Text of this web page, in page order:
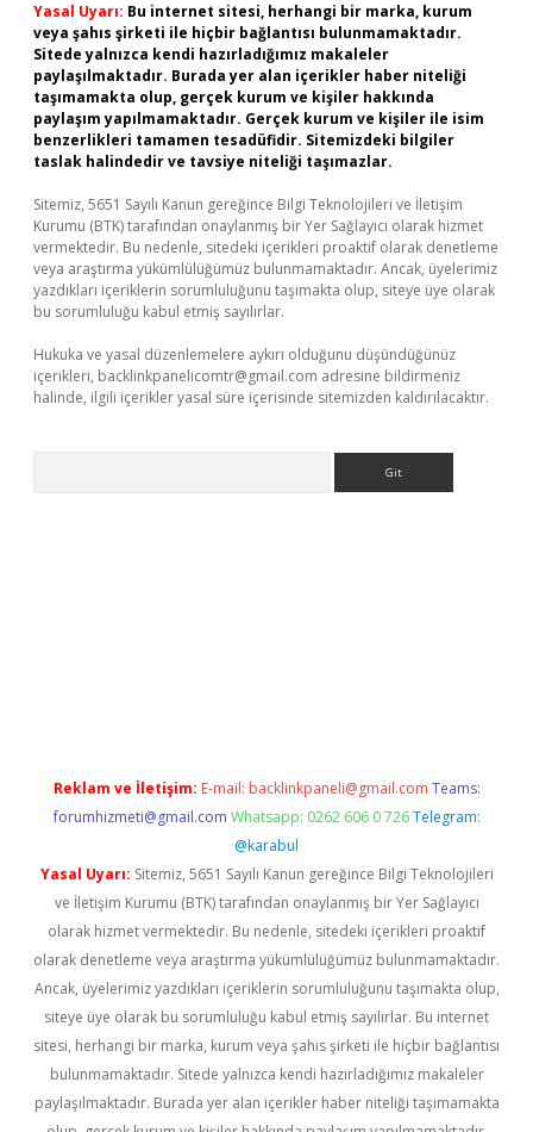
Yasal Uyarı: Bu internet sitesi, herhangi bir marka, kurum
veya şahıs şirketi ile hiçbir bağlantısı bulunmamaktadır.
Sitede yalnızca kendi hazırladığımız makaleler
paylaşılmaktadır. Burada yer alan içerikler haber niteliği
taşımamakta olup, gerçek kurum ve kişiler hakkında
paylaşım yapılmamaktadır. Gerçek kurum ve kişiler ile isim
benzerlikleri tamamen tesadüfidir. Sitemizdeki bilgiler
taslak halindedir ve tavsiye niteliği taşımazlar.
Sitemiz, 5651 Sayılı Kanun gereğince Bilgi Teknolojileri ve İletişim
Kurumu (BTK) tarafından onaylanmış bir Yer Sağlayıcı olarak hizmet
vermektedir. Bu nedenle, sitedeki içerikleri proaktif olarak denetleme
veya araştırma yükümlülüğümüz bulunmamaktadır. Ancak, üyelerimiz
yazdıkları içeriklerin sorumluluğunu taşımakta olup, siteye üye olarak
bu sorumluluğu kabul etmiş sayılırlar.
Hukuka ve yasal düzenlemelere aykırı olduğunu düşündüğünüz
içerikleri, backlinkpanelicomtr@gmail.com adresine bildirmeniz
halinde, ilgili içerikler yasal süre içerisinde sitemizden kaldırılacaktır.
Reklam ve İletişim: E-mail: backlinkpaneli@gmail.com Teams:
forumhizmeti@gmail.com Whatsapp: 0262 606 0 726 Telegram:
@karabul
Yasal Uyarı: Sitemiz, 5651 Sayılı Kanun gereğince Bilgi Teknolojileri
ve İletişim Kurumu (BTK) tarafından onaylanmış bir Yer Sağlayıcı
olarak hizmet vermektedir. Bu nedenle, sitedeki içerikleri proaktif
olarak denetleme veya araştırma yükümlülüğümüz bulunmamaktadır.
Ancak, üyelerimiz yazdıkları içeriklerin sorumluluğunu taşımakta olup,
siteye üye olarak bu sorumluluğu kabul etmiş sayılırlar. Bu internet
sitesi, herhangi bir marka, kurum veya şahıs şirketi ile hiçbir bağlantısı
bulunmamaktadır. Sitede yalnızca kendi hazırladığımız makaleler
paylaşılmaktadır. Burada yer alan içerikler haber niteliği taşımamakta